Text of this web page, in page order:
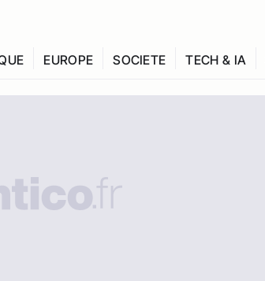
EUROPE SOCIETE TECH & IA